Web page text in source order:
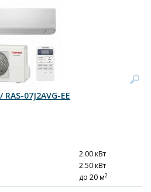
RAS-07J2AVG-EE
2.00 кВт
2.50 кВт
до 20 м2